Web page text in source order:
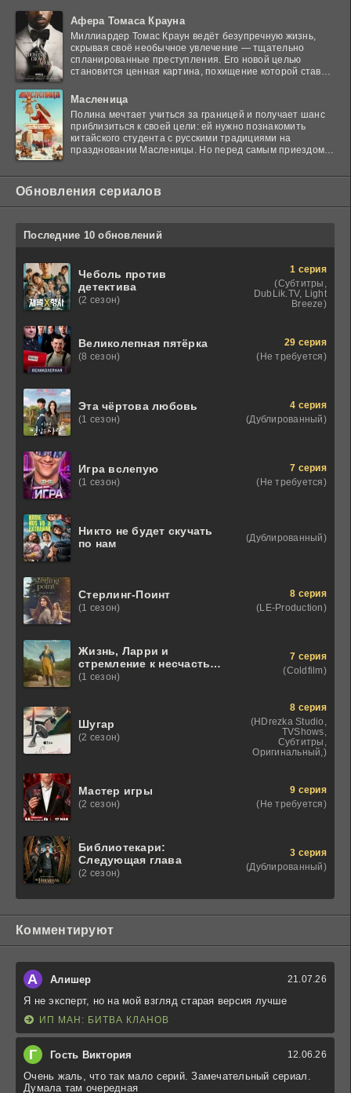
Афера Томаса Крауна
Миллиардер Томас Краун ведёт безупречную жизнь,
скрывая своё необычное увлечение — тщательно
спланированные преступления. Его новой целью
становится ценная картина, похищение которой ставит
Масленица
Полина мечтает учиться за границей и получает шанс
приблизиться к своей цели: ей нужно познакомить
китайского студента с русскими традициями на
праздновании Масленицы. Но перед самым приездом
Обновления сериалов
Последние 10 обновлений
Чеболь против
детектива
(2 сезон)
1 серия
(Субтитры,
DubLik.TV, Light
Breeze)
Великолепная пятёрка
(8 сезон)
29 серия
(Не требуется)
Эта чёртова любовь
(1 сезон)
4 серия
(Дублированный)
Игра вслепую
(1 сезон)
7 серия
(Не требуется)
Никто не будет скучать
по нам
(Дублированный)
Стерлинг-Поинт
(1 сезон)
8 серия
(LE-Production)
Жизнь, Ларри и
стремление к несчастью:
Почти история Америки
(1 сезон)
7 серия
(Coldfilm)
Шугар
(2 сезон)
8 серия
(HDrezka Studio,
TVShows,
Субтитры,
Оригинальный,)
Мастер игры
(2 сезон)
9 серия
(Не требуется)
Библиотекари:
Следующая глава
(2 сезон)
3 серия
(Дублированный)
Комментируют
А Алишер 21.07.26
Я не эксперт, но на мой взгляд старая версия лучше
ИП МАН: БИТВА КЛАНОВ
Г Гость Виктория 12.06.26
Очень жаль, что так мало серий. Замечательный сериал.
Думала там очередная